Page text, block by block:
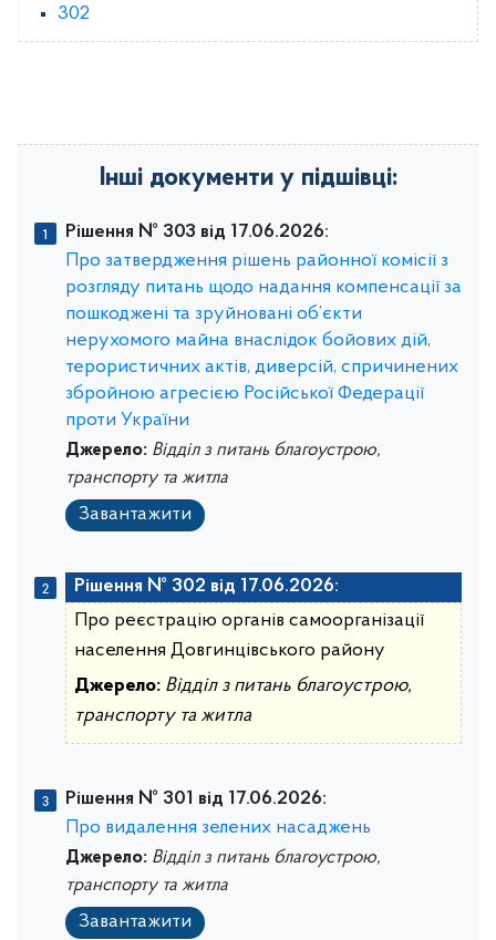
302
Інші документи у підшівці:
Рішення № 303 від 17.06.2026:
Про затвердження рішень районної комісії з
розгляду питань щодо надання компенсації за
пошкоджені та зруйновані об’єкти
нерухомого майна внаслідок бойових дій,
терористичних актів, диверсій, спричинених
збройною агресією Російської Федерації
проти України
Джерело: Відділ з питань благоустрою,
транспорту та житла
Завантажити
Рішення № 302 від 17.06.2026:
Про реєстрацію органів самоорганізації
населення Довгинцівського району
Джерело: Відділ з питань благоустрою,
транспорту та житла
Рішення № 301 від 17.06.2026:
Про видалення зелених насаджень
Джерело: Відділ з питань благоустрою,
транспорту та житла
Завантажити